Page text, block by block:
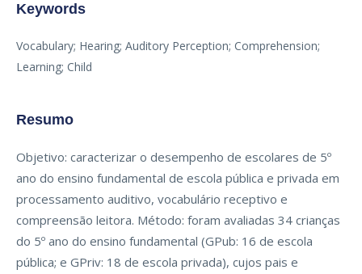
Keywords
Vocabulary; Hearing; Auditory Perception; Comprehension;
Learning; Child
Resumo
Objetivo: caracterizar o desempenho de escolares de 5º
ano do ensino fundamental de escola pública e privada em
processamento auditivo, vocabulário receptivo e
compreensão leitora. Método: foram avaliadas 34 crianças
do 5º ano do ensino fundamental (GPub: 16 de escola
pública; e GPriv: 18 de escola privada), cujos pais e